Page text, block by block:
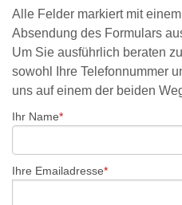
Alle Felder markiert mit einem
Absendung des Formulars
Um Sie ausführlich beraten
sowohl Ihre Telefonnummer
uns auf einem der beiden
Ihr Name
Ihre Emailadresse